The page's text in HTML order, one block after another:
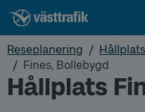
Reseplanering
Fines, Bollebygd
Hållplats